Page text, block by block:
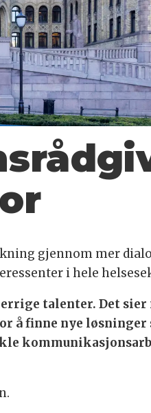
gjennom mer
i hele
talenter. Det
å finne nye løsninger